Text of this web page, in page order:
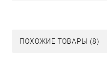
ПОХОЖИЕ ТОВАРЫ (8)